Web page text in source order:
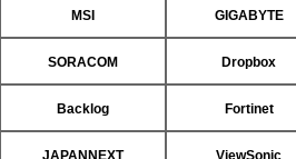
MSI GIGABYTE
SORACOM Dropbox
Backlog Fortinet
JAPANNEXT ViewSonic